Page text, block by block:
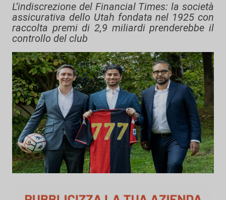
L’indiscrezione del Financial Times: la società
assicurativa dello Utah fondata nel 1925 con
raccolta premi di 2,9 miliardi prenderebbe il
controllo del club